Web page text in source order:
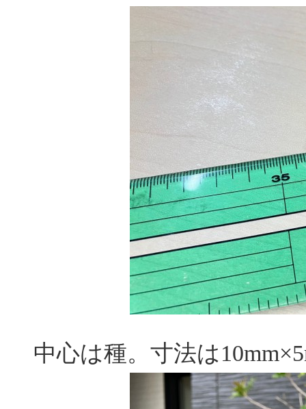
中心は種。寸法は